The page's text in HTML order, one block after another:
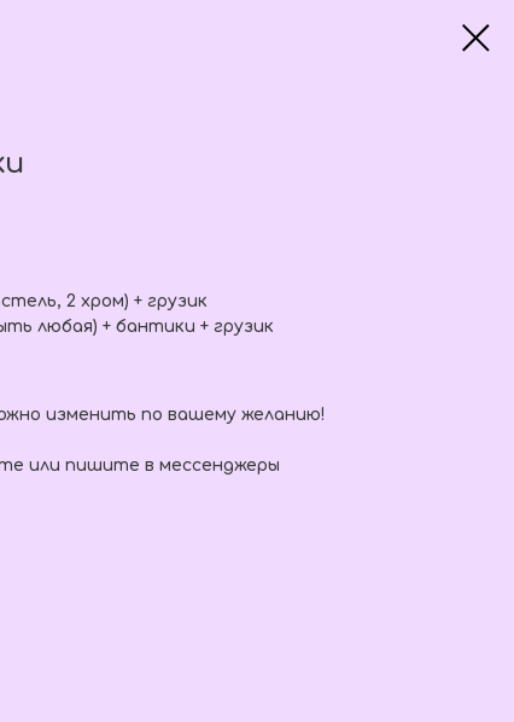
2 хром) + грузик
любая) + бантики + грузик
изменить по вашему желанию!
или пишите в мессенджеры